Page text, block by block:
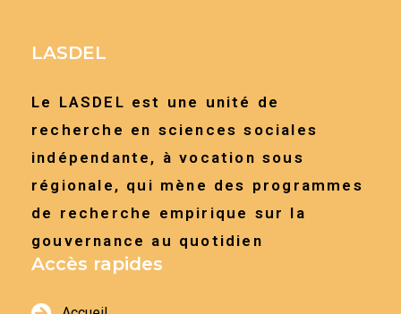
LASDEL
Le LASDEL est une unité de
recherche en sciences sociales
indépendante, à vocation sous
régionale, qui mène des programmes
de recherche empirique sur la
gouvernance au quotidien
Accès rapides